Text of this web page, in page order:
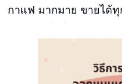
กาแฟ มากมาย ขายได้ทุ